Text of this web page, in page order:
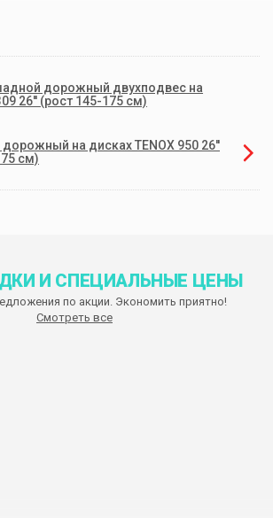
дорожный двухподвес на
26'' (рост 145-175 см)
на дисках TENOX 950 26''
см)
И СПЕЦИАЛЬНЫЕ ЦЕНЫ
по акции. Экономить приятно!
Смотреть все